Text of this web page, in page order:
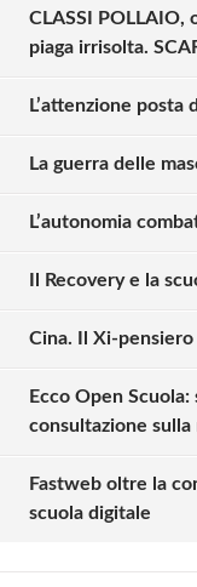
CLASSI POLLAIO,
piaga irrisolta.
L’attenzione posta
La guerra delle
L’autonomia
Il Recovery e la
Cina. Il Xi-pensiero
Ecco Open
consultazione
Fastweb oltre la
scuola digitale
Solo gli
Effettua il